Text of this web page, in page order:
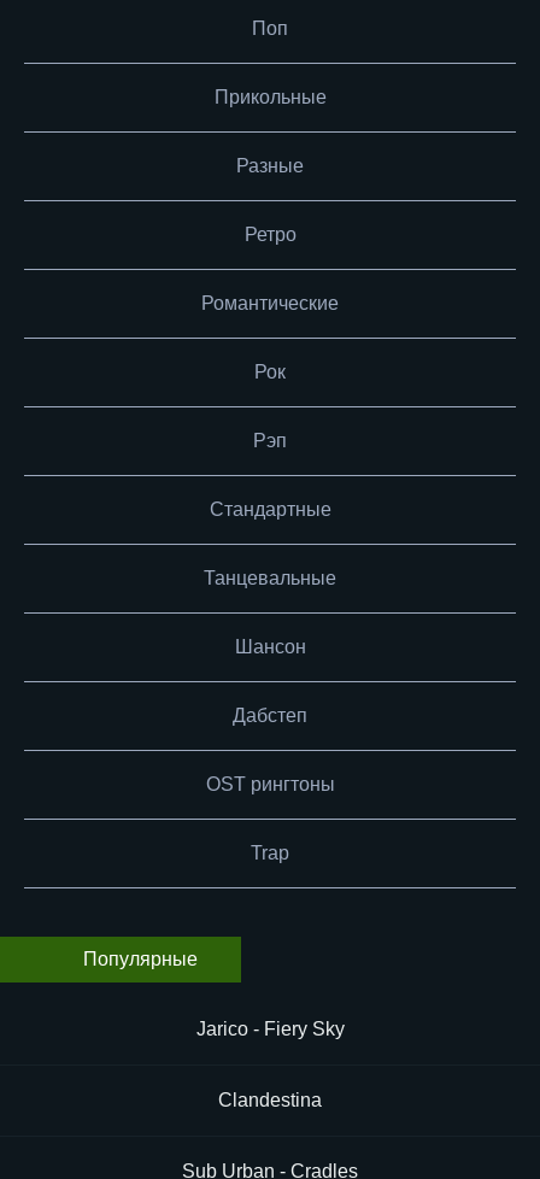
Поп
Прикольные
Разные
Ретро
Романтические
Рок
Рэп
Стандартные
Танцевальные
Шансон
Дабстеп
OST рингтоны
Trap
Популярные
Jarico - Fiery Sky
Clandestina
Sub Urban - Cradles